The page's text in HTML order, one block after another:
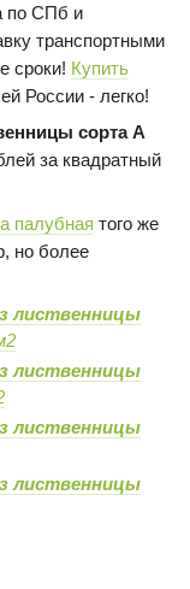
по СПб и
транспортными
сроки! Купить
России - легко!
сорта А
за квадратный
палубная того же
но более
лиственницы
лиственницы
лиственницы
лиственницы